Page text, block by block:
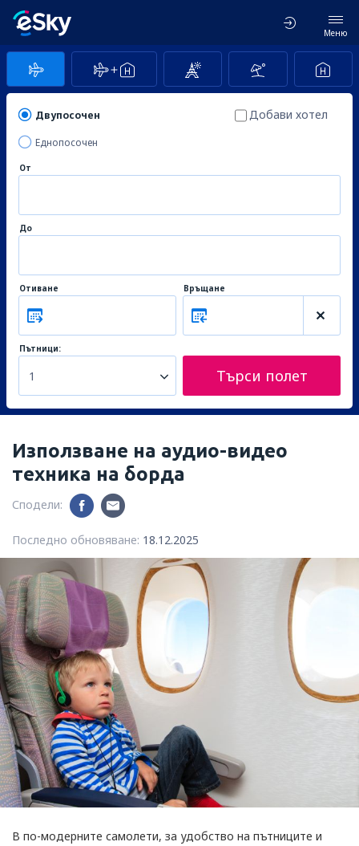
Меню
Двупосочен
Еднопосочен
Добави хотел
От
До
Отиване Връщане
Пътници:
1 Търси полет
Използване на аудио-видео
техника на борда
Сподели:
Последно обновяване: 18.12.2025
В по-модерните самолети, за удобство на пътниците и